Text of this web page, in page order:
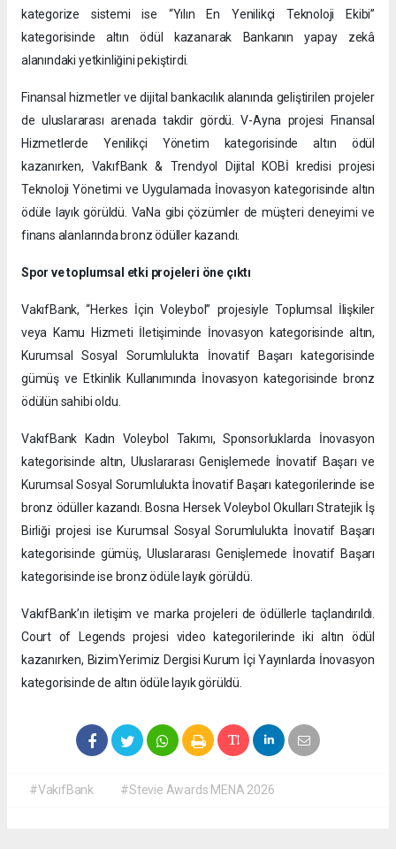
kategorize sistemi ise “Yılın En Yenilikçi Teknoloji Ekibi”
kategorisinde altın ödül kazanarak Bankanın yapay zekâ
alanındaki yetkinliğini pekiştirdi.
Finansal hizmetler ve dijital bankacılık alanında geliştirilen projeler
de uluslararası arenada takdir gördü. V-Ayna projesi Finansal
Hizmetlerde Yenilikçi Yönetim kategorisinde altın ödül
kazanırken, VakıfBank & Trendyol Dijital KOBİ kredisi projesi
Teknoloji Yönetimi ve Uygulamada İnovasyon kategorisinde altın
ödüle layık görüldü. VaNa gibi çözümler de müşteri deneyimi ve
finans alanlarında bronz ödüller kazandı.
Spor ve toplumsal etki projeleri öne çıktı
VakıfBank, “Herkes İçin Voleybol” projesiyle Toplumsal İlişkiler
veya Kamu Hizmeti İletişiminde İnovasyon kategorisinde altın,
Kurumsal Sosyal Sorumlulukta İnovatif Başarı kategorisinde
gümüş ve Etkinlik Kullanımında İnovasyon kategorisinde bronz
ödülün sahibi oldu.
VakıfBank Kadın Voleybol Takımı, Sponsorluklarda İnovasyon
kategorisinde altın, Uluslararası Genişlemede İnovatif Başarı ve
Kurumsal Sosyal Sorumlulukta İnovatif Başarı kategorilerinde ise
bronz ödüller kazandı. Bosna Hersek Voleybol Okulları Stratejik İş
Birliği projesi ise Kurumsal Sosyal Sorumlulukta İnovatif Başarı
kategorisinde gümüş, Uluslararası Genişlemede İnovatif Başarı
kategorisinde ise bronz ödüle layık görüldü.
VakıfBank’ın iletişim ve marka projeleri de ödüllerle taçlandırıldı.
Court of Legends projesi video kategorilerinde iki altın ödül
kazanırken, BizimYerimiz Dergisi Kurum İçi Yayınlarda İnovasyon
kategorisinde de altın ödüle layık görüldü.
#VakıfBank #Stevie Awards MENA 2026